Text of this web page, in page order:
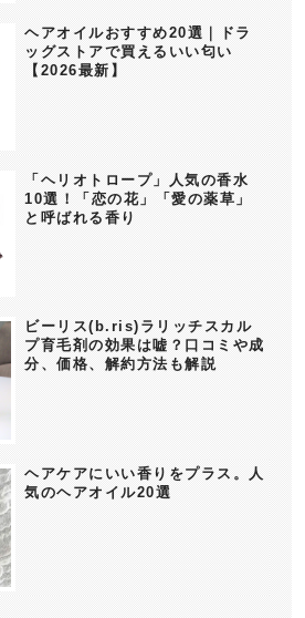
ヘアオイルおすすめ20選｜ドラ
ッグストアで買えるいい匂い
【2026最新】
「ヘリオトロープ」人気の香水
10選！「恋の花」「愛の薬草」
と呼ばれる香り
ビーリス(b.ris)ラリッチスカル
プ育毛剤の効果は嘘？口コミや成
分、価格、解約方法も解説
ヘアケアにいい香りをプラス。人
気のヘアオイル20選